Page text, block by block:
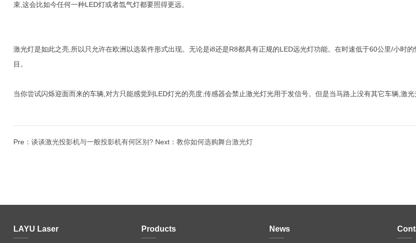
束,这会比如今任何一种LED灯或者氙气灯都要照得更远。
激光灯是如此之亮,所以只允许在欧洲以选装件形式出现。无论是i8还是R8都具有正规的LED远光灯功能。在时速低于60公里/小时
目。
当你尝试闪烁迎面而来的车辆,对方只能感觉到LED灯光的亮度;传感器会禁止激光灯光用于发信号。但是当马路上没有其它车辆,激光
Pre： 谈谈激光投影机与一般投影机有何区别? Next： 教你如何选购舞台激光灯
LAYU Laser Products News